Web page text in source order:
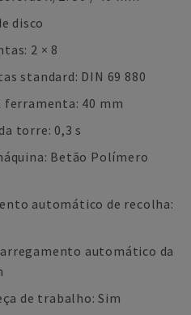
disco
2 × 8
standard: DIN 69 880
ferramenta: 40 mm
torre: 0,3 s
Betão Polímero
automático de recolha:
automático da
de trabalho: Sim